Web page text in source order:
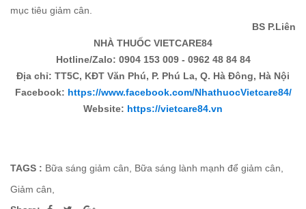
mục tiêu giảm cân.
BS P.Liên
NHÀ THUỐC VIETCARE84
Hotline/Zalo: 0904 153 009 - 0962 48 84 84
Địa chỉ: TT5C, KĐT Văn Phú, P. Phú La, Q. Hà Đông, Hà Nội
Facebook: https://www.facebook.com/NhathuocVietcare84/
Website: https://vietcare84.vn
TAGS : Bữa sáng giảm cân Bữa sáng lành mạnh để giảm cân
Giảm cân